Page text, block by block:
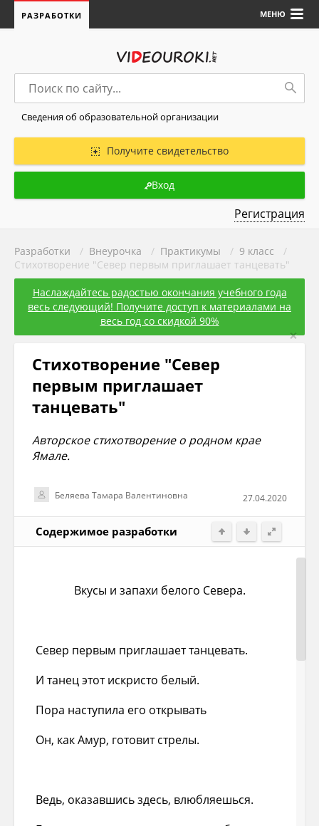
МЕНЮ
РАЗРАБОТКИ
Сведения об образовательной организации
Получите свидетельство
Вход
Регистрация
Разработки / Внеурочка / Практикумы / 9 класс
/
Стихотворение "Север первым приглашает танцевать"
Наслаждайтесь радостью окончания учебного года
весь следующий! Получите доступ к материалами на
весь год со скидкой 90%
×
Стихотворение "Север
первым приглашает
танцевать"
Авторское стихотворение о родном крае
Ямале.
Беляева Тамара Валентиновна 27.04.2020
Содержимое разработки
Вкусы и запахи белого Севера.
Север первым приглашает танцевать.
И танец этот искристо белый.
Пора наступила его открывать
Он, как Амур, готовит стрелы.
Ведь, оказавшись здесь, влюбляешься.